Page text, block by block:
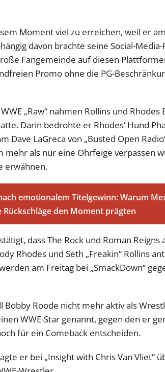
Moment viel zu erreichen, weil er
davon brachte seine Social-
Fangemeinde auf diesen
Promo ohne die PG-
„Raw“ nahmen Rollins und Rhodes
Darin bedrohte er Rhodes‘ Hund
Dave LaGreca von „Busted Open
mehr als nur eine Ohrfeige verpassen
erwähnen.
emotionalem Titelgewinn: Warum
den Moment prägten
dass The Rock und Roman Reigns
Rhodes und Seth „Freakin“ Rollins
am Freitag bei „SmackDown“
Bobby Roode nicht mehr aktiv als
WWE-Star genannt, gegen den er
für ein Comeback entscheiden.
er bei „Insight with Chris Van Vliet“